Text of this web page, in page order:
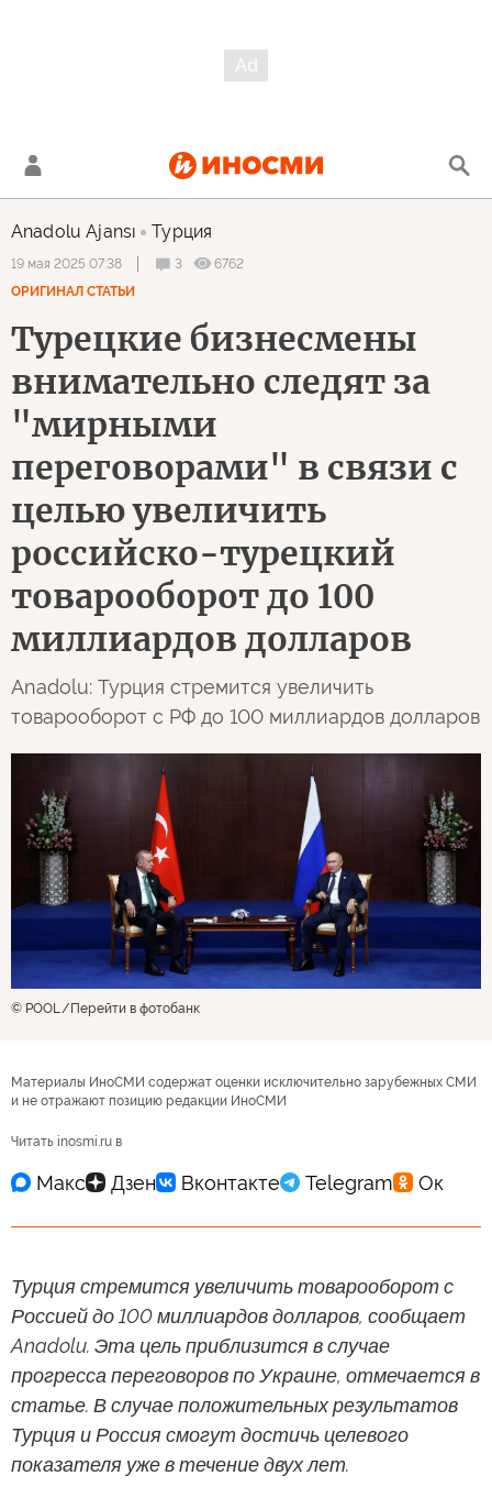
Anadolu Ajansı Турция
19 мая 2025 07:38 3
6762
ОРИГИНАЛ СТАТЬИ
Турецкие бизнесмены
внимательно следят за
"мирными
переговорами" в связи с
целью увеличить
российско-турецкий
товарооборот до 100
миллиардов долларов
Anadolu: Турция стремится увеличить
товарооборот с РФ до 100 миллиардов долларов
© POOL Перейти в фотобанк
Материалы ИноСМИ содержат оценки исключительно зарубежных СМИ
и не отражают позицию редакции ИноСМИ
Читать inosmi.ru в
Турция стремится увеличить товарооборот с
Россией до 100 миллиардов долларов, сообщает
Anadolu. Эта цель приблизится в случае
прогресса переговоров по Украине, отмечается в
статье. В случае положительных результатов
Турция и Россия смогут достичь целевого
показателя уже в течение двух лет.